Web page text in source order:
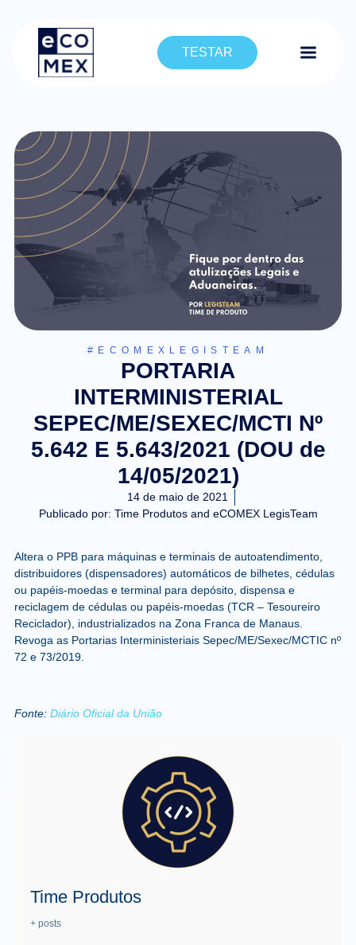
TESTAR
#ECOMEXLEGISTEAM
PORTARIA
INTERMINISTERIAL
SEPEC/ME/SEXEC/MCTI Nº
5.642 E 5.643/2021 (DOU de
14/05/2021)
14 de maio de 2021
Publicado por: Time Produtos and eCOMEX LegisTeam
Altera o PPB para máquinas e terminais de autoatendimento,
distribuidores (dispensadores) automáticos de bilhetes, cédulas
ou papéis-moedas e terminal para depósito, dispensa e
reciclagem de cédulas ou papéis-moedas (TCR – Tesoureiro
Reciclador), industrializados na Zona Franca de Manaus.
Revoga as Portarias Interministeriais Sepec/ME/Sexec/MCTIC nº
72 e 73/2019.
Fonte: Diário Oficial da União
Time Produtos
+ posts